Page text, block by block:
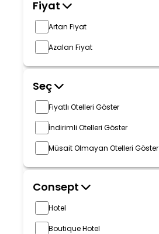
Fiyat
Artan Fiyat
Azalan Fiyat
Seç
Fiyatlı Otelleri Göster
İndirimli Otelleri Göster
Müsait Olmayan Otelleri Göster
Consept
Hotel
Boutique Hotel